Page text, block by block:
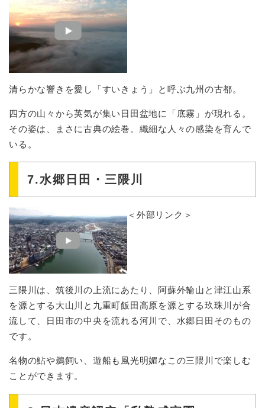
清らかな響きを愛し「すいきょう」と呼ぶ九州の古都。
四方の山々から英気が集い日田盆地に「底霧」が現れる。
その姿は、まさに古典の絵巻。織細な人々の感染を育んで
いる。
7.水郷日田・三隈川
＜外部リンク＞
三隈川は、筑後川の上流にあたり、阿蘇外輪山と津江山系
を源とする大山川と九重町飯田高原を源とする玖珠川が合
流して、日田市の中央を流れる河川で、水郷日田そのもの
です。
名物の鮎や鵜飼い、遊船も風光明媚なこの三隈川で楽しむ
ことができます。